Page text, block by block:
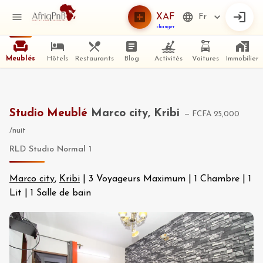
XAF
changer
Fr
Meublés Hôtels Restaurants Blog Activités Voitures Immobilier
Studio Meublé Marco city, Kribi — FCFA 25,000
/nuit
RLD Studio Normal 1
Marco city, Kribi 3 Voyageurs Maximum 1 Chambre
1
Lit
1 Salle de bain